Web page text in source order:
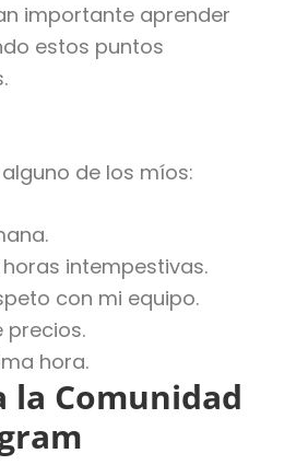
importante aprender
estos puntos
de los míos:
horas intempestivas.
con mi equipo.
precios.
hora.
la Comunidad